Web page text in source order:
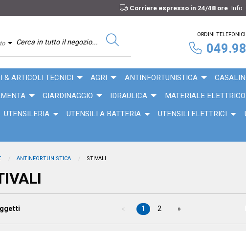
Corriere espresso in 24/48 ore.Info
ORDINI
& ARTICOLI TECNICI AGRI ANTINFORTUNISTICA
GIARDINAGGIO IDRAULICA MATERIALE ELETTRICO
UTENSILERIA UTENSILI A BATTERIA UTENSILI ELETTRICI
ANTINFORTUNISTICA STIVALI
1 2